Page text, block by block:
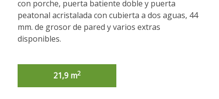
con porche, puerta batiente doble y puerta
peatonal acristalada con cubierta a dos aguas, 44
mm. de grosor de pared y varios extras
disponibles.
21,9 m2